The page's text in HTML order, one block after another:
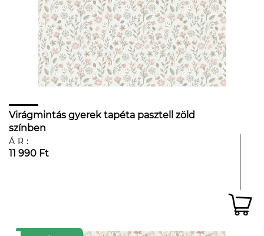
Virágmintás gyerek tapéta pasztell zöld
színben
ÁR:
11 990 Ft